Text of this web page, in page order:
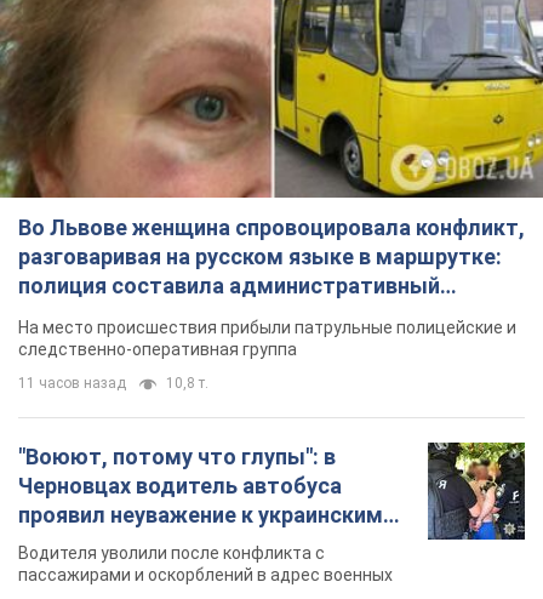
Во Львове женщина спровоцировала конфликт,
разговаривая на русском языке в маршрутке:
полиция составила административный
протокол. Видео
На место происшествия прибыли патрульные полицейские и
следственно-оперативная группа
11 часов назад 10,8 т.
"Воюют, потому что глупы": в
Черновцах водитель автобуса
проявил неуважение к украинским
военным и поплатился за это.
Видео
Водителя уволили после конфликта с
пассажирами и оскорблений в адрес военных